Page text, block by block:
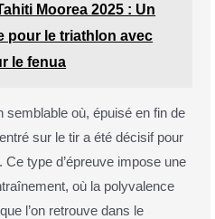
Moorea 2025 : Un
pour le triathlon avec
le fenua
semblable où, épuisé en fin de
sur le tir a été décisif pour
type d’épreuve impose une
où la polyvalence
l’on retrouve dans le